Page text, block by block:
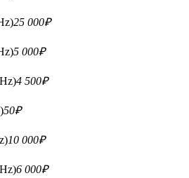
25 000₽
5 000₽
4 500₽
50₽
10 000₽
6 000₽